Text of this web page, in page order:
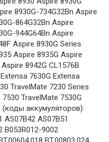
8930G-734G32Bn Aspire
864G32Bn Aspire
944G64Bn Aspire
Aspire 8930G Series
Aspire 8935G Aspire
8942G CL1576B
7630G Extensa
TravelMate 7230 Series
TravelMate 7530G
аккумуляторов):
AS07B42 AS07B51
B053R012-9002